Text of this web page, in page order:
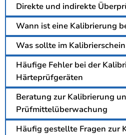
Direkte und indirekte
Wann ist eine Kalibrierung
Was sollte im
Häufige Fehler bei der
Härteprüfgeräten
Beratung zur Kalibrierung
Prüfmittelüberwachung
Häufig gestellte Fragen zur